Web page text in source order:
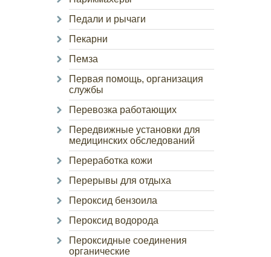
Педали и рычаги
Пекарни
Пемза
Первая помощь, организация
службы
Перевозка работающих
Передвижные установки для
медицинских обследований
Переработка кожи
Перерывы для отдыха
Пероксид бензоила
Пероксид водорода
Пероксидные соединения
органические